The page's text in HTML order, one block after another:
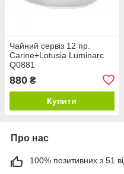
Чайний сервіз 12 пр.
Carine+Lotusia Luminarc
Q0881
880 ₴
Купити
Про нас
100% позитивних з 51